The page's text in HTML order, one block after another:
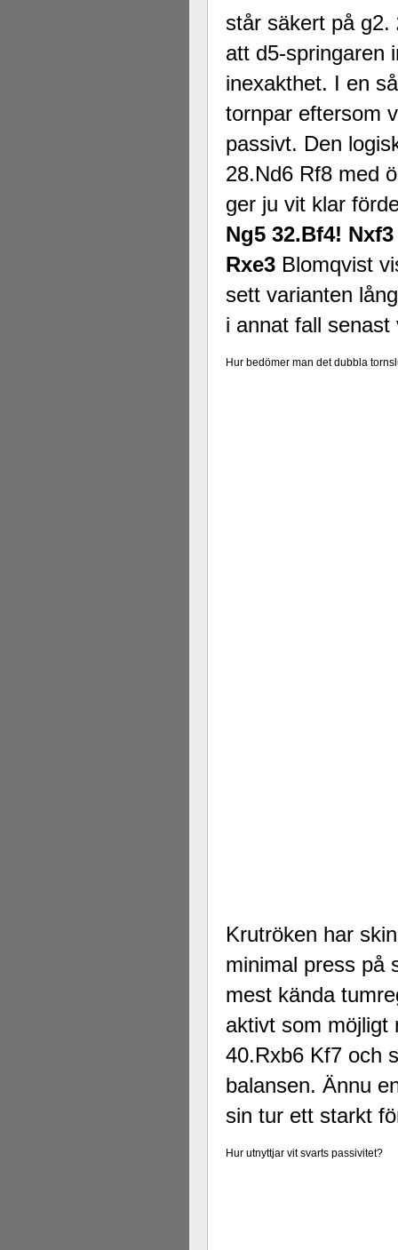
står säkert på g2.
att d5-springaren
inexakthet. I en
tornpar eftersom
passivt. Den
28.Nd6 Rf8 med
ger ju vit klar
Ng5 32.Bf4!
Rxe3 Blomqvist
sett varianten
i annat fall senast
Hur bedömer man det dubbla
Krutröken har
minimal press på
mest kända
aktivt som
40.Rxb6 Kf7 och
balansen. Ännu
sin tur ett starkt
Hur utnyttjar vit svarts passivitet?